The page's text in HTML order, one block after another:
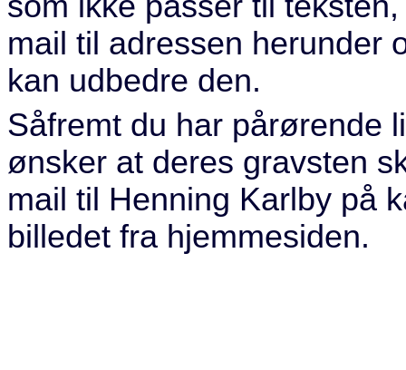
mail til adressen herunder
kan udbedre den.
Såfremt du har pårørende
ønsker at deres gravsten
mail til Henning Karlby på
billedet fra hjemmesiden.